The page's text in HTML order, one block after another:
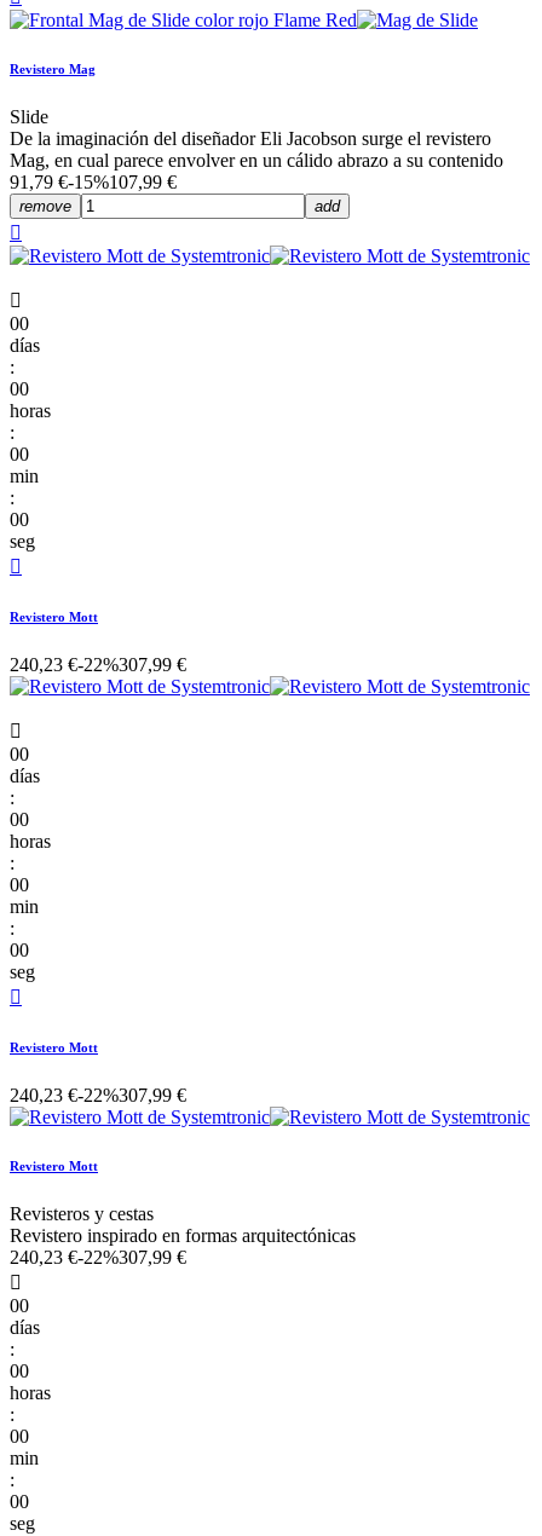
Revistero Mag
Slide
De la imaginación del diseñador Eli Jacobson surge el revistero
Mag, en cual parece envolver en un cálido abrazo a su contenido
91,79 €-15%107,99 €
remove add


00
días
:
00
horas
:
00
min
:
00
seg

Revistero Mott
240,23 €-22%307,99 €

00
días
:
00
horas
:
00
min
:
00
seg

Revistero Mott
240,23 €-22%307,99 €
Revistero Mott
Revisteros y cestas
Revistero inspirado en formas arquitectónicas
240,23 €-22%307,99 €

00
días
:
00
horas
:
00
min
:
00
seg